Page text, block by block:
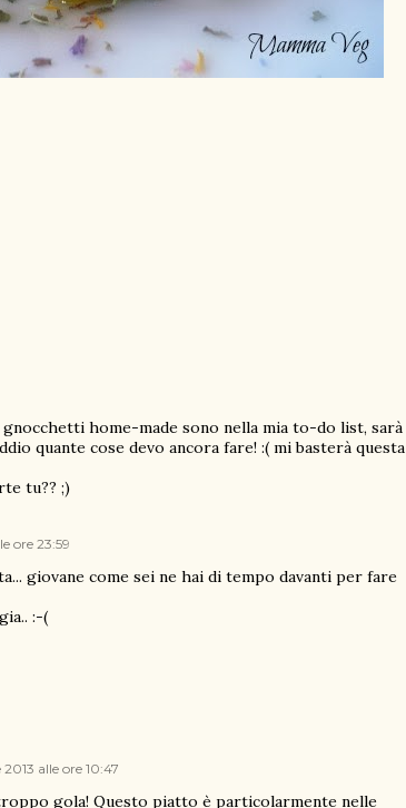
home-made sono nella mia to-do list, sarà
quante cose devo ancora fare! :( mi basterà questa
tu?? ;)
ore 23:59
giovane come sei ne hai di tempo davanti per fare
:-(
alle ore 10:47
gola! Questo piatto è particolarmente nelle